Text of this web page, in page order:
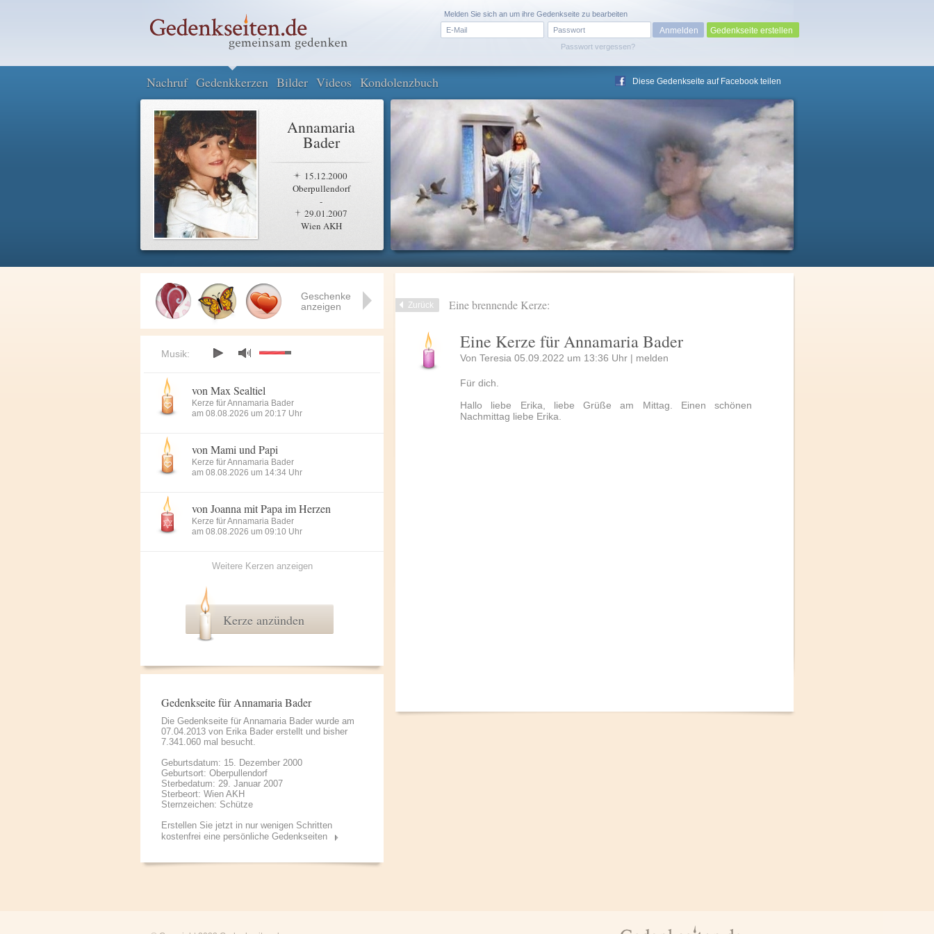
Passwort vergessen?
Melden Sie sich an um ihre Gedenkseite zu bearbeiten
Gedenkseite erstellen
Nachruf Gedenkkerzen Bilder Videos Kondolenzbuch Diese Gedenkseite auf Facebook teilen
Annamaria
Bader
15.12.2000
Oberpullendorf
-
29.01.2007
Wien AKH
Zurück Eine brennende Kerze:
Eine Kerze für Annamaria Bader
Von Teresia 05.09.2022 um 13:36 Uhr | melden
Für dich.
Hallo liebe Erika, liebe Grüße am Mittag. Einen schönen
Nachmittag liebe Erika.
Geschenke
anzeigen
Musik:
von Max Sealtiel
Kerze für Annamaria Bader
am 08.08.2026 um 20:17 Uhr
von Mami und Papi
Kerze für Annamaria Bader
am 08.08.2026 um 14:34 Uhr
von Joanna mit Papa im Herzen
Kerze für Annamaria Bader
am 08.08.2026 um 09:10 Uhr
Weitere Kerzen anzeigen
Kerze anzünden
Gedenkseite für Annamaria Bader
Die Gedenkseite für Annamaria Bader wurde am
07.04.2013 von Erika Bader erstellt und bisher
7.341.060 mal besucht.
Geburtsdatum: 15. Dezember 2000
Geburtsort: Oberpullendorf
Sterbedatum: 29. Januar 2007
Sterbeort: Wien AKH
Sternzeichen: Schütze
Erstellen Sie jetzt in nur wenigen Schritten
kostenfrei eine persönliche Gedenkseiten